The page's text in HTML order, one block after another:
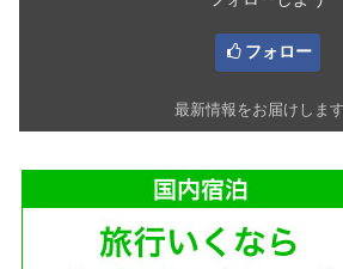
フォロー
最新情報をお届けします